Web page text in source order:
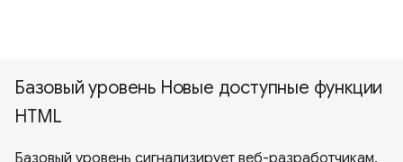
Базовый уровень Новые доступные функции
HTML